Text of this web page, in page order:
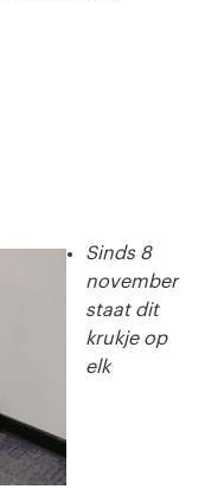
Sinds 8
november
staat dit
krukje op
elk